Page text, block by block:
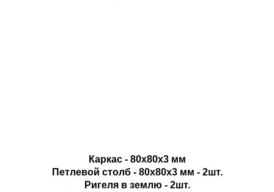
Каркас - 80х80х3 мм
Петлевой столб - 80х80х3 мм - 2шт.
Ригеля в землю - 2шт.